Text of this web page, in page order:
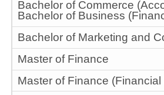
Bachelor of Commerce
Bachelor of Business
Bachelor of Marketing and
Master of Finance
Master of Finance (Financial